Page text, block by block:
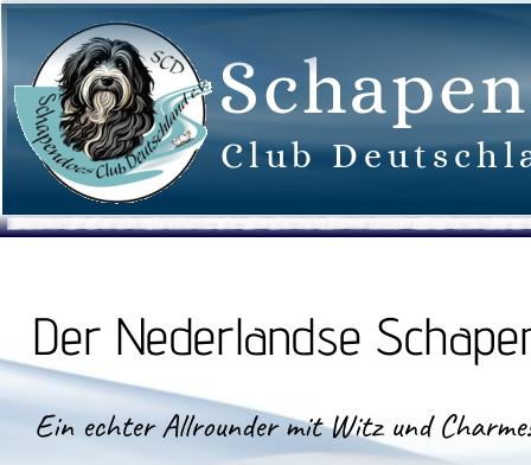
Club
Der Nederlandse
Ein echter Allrounder mit Witz und Charme!